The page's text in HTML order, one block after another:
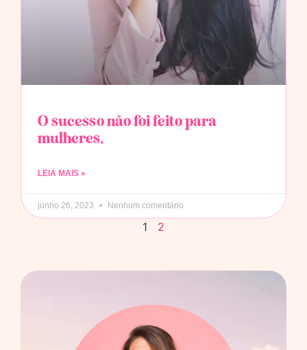
O sucesso não foi feito para
mulheres.
LEIA MAIS »
junho 26, 2023 Nenhum comentário
1 2